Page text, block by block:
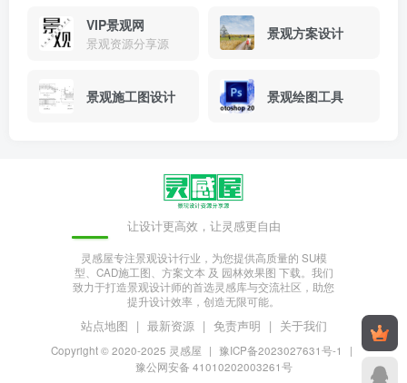
VIP景观网
景观资源分享源
景观方案设计
景观施工图设计 景观绘图工具
让设计更高效，让灵感更自由
灵感屋专注景观设计行业，为您提供高质量的 SU模
型、CAD施工图、方案文本 及 园林效果图 下载。我们
致力于打造景观设计师的首选灵感库与交流社区，助您
提升设计效率，创造无限可能。
站点地图 | 最新资源 | 免责声明 | 关于我们
Copyright © 2020-2025 灵感屋 | 豫ICP备2023027631号-1
|
豫公网安备 41010202003261号